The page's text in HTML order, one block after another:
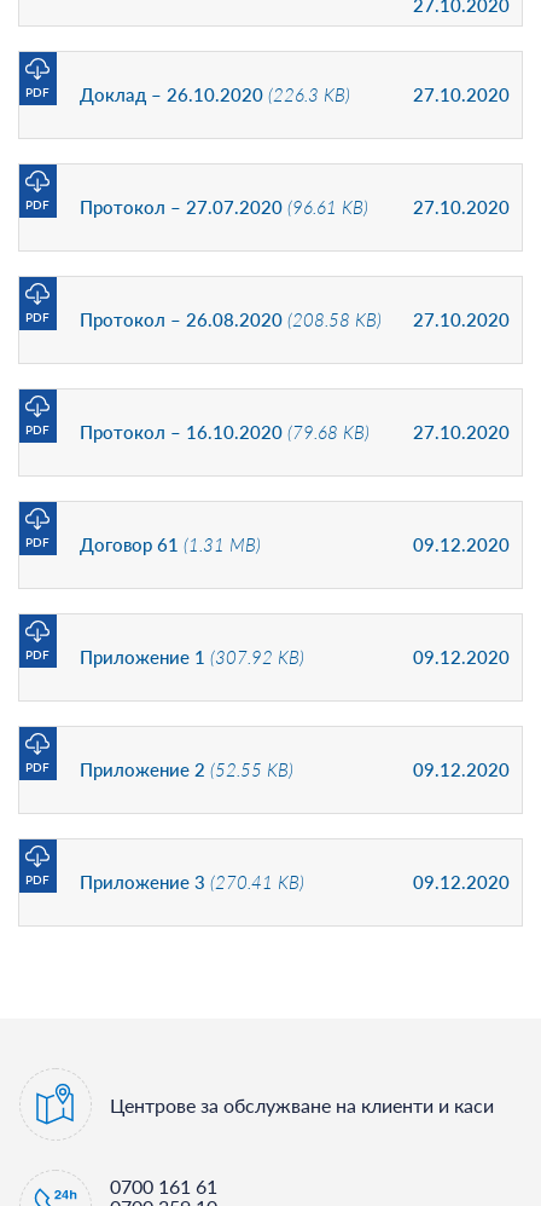
27.10.2020
Доклад – 26.10.2020 (226.3 KB) 27.10.2020
PDF
Протокол – 27.07.2020 (96.61 KB) 27.10.2020
PDF
Протокол – 26.08.2020 (208.58 KB) 27.10.2020
PDF
Протокол – 16.10.2020 (79.68 KB) 27.10.2020
PDF
Договор 61 (1.31 MB) 09.12.2020
PDF
Приложение 1 (307.92 KB) 09.12.2020
PDF
Приложение 2 (52.55 KB) 09.12.2020
PDF
Приложение 3 (270.41 KB) 09.12.2020
PDF
Центрове за обслужване на клиенти и каси
0700 161 61